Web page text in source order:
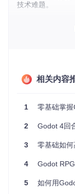
技术难题。
核心功能：
战斗系统是RPG
家可以选择攻击
松创建分支对话
相关内容
1 零基础掌握
2 Godot 4回
3 零基础如何高
4 Godot
5 如何用Godot